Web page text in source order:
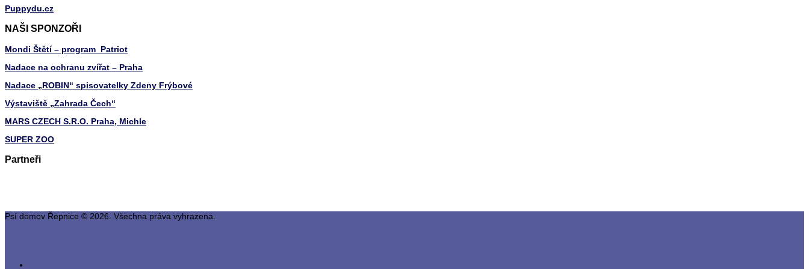
Puppydu.cz
NAŠI SPONZOŘI
Mondi Štětí – program Patriot
Nadace na ochranu zvířat – Praha
Nadace „ROBIN“ spisovatelky Zdeny Frýbové
Výstaviště „Zahrada Čech“
MARS CZECH S.R.O. Praha, Michle
SUPER ZOO
Partneři
Psí domov Řepnice © 2026. Všechna práva vyhrazena.